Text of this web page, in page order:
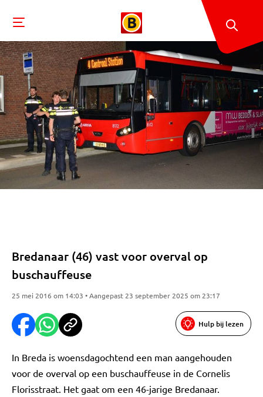
Bredanaar (46) vast voor overval op
buschauffeuse
25 mei 2016 om 14:03 • Aangepast 23 september 2025 om 23:17
Hulp bij lezen
In Breda is woensdagochtend een man aangehouden
voor de overval op een buschauffeuse in de Cornelis
Florisstraat. Het gaat om een 46-jarige Bredanaar.